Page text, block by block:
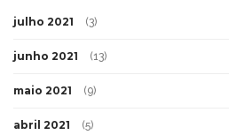
julho 2021 (3)
junho 2021 (13)
maio 2021 (9)
abril 2021 (5)